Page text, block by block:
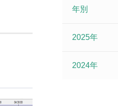
年別
2025年
2024年